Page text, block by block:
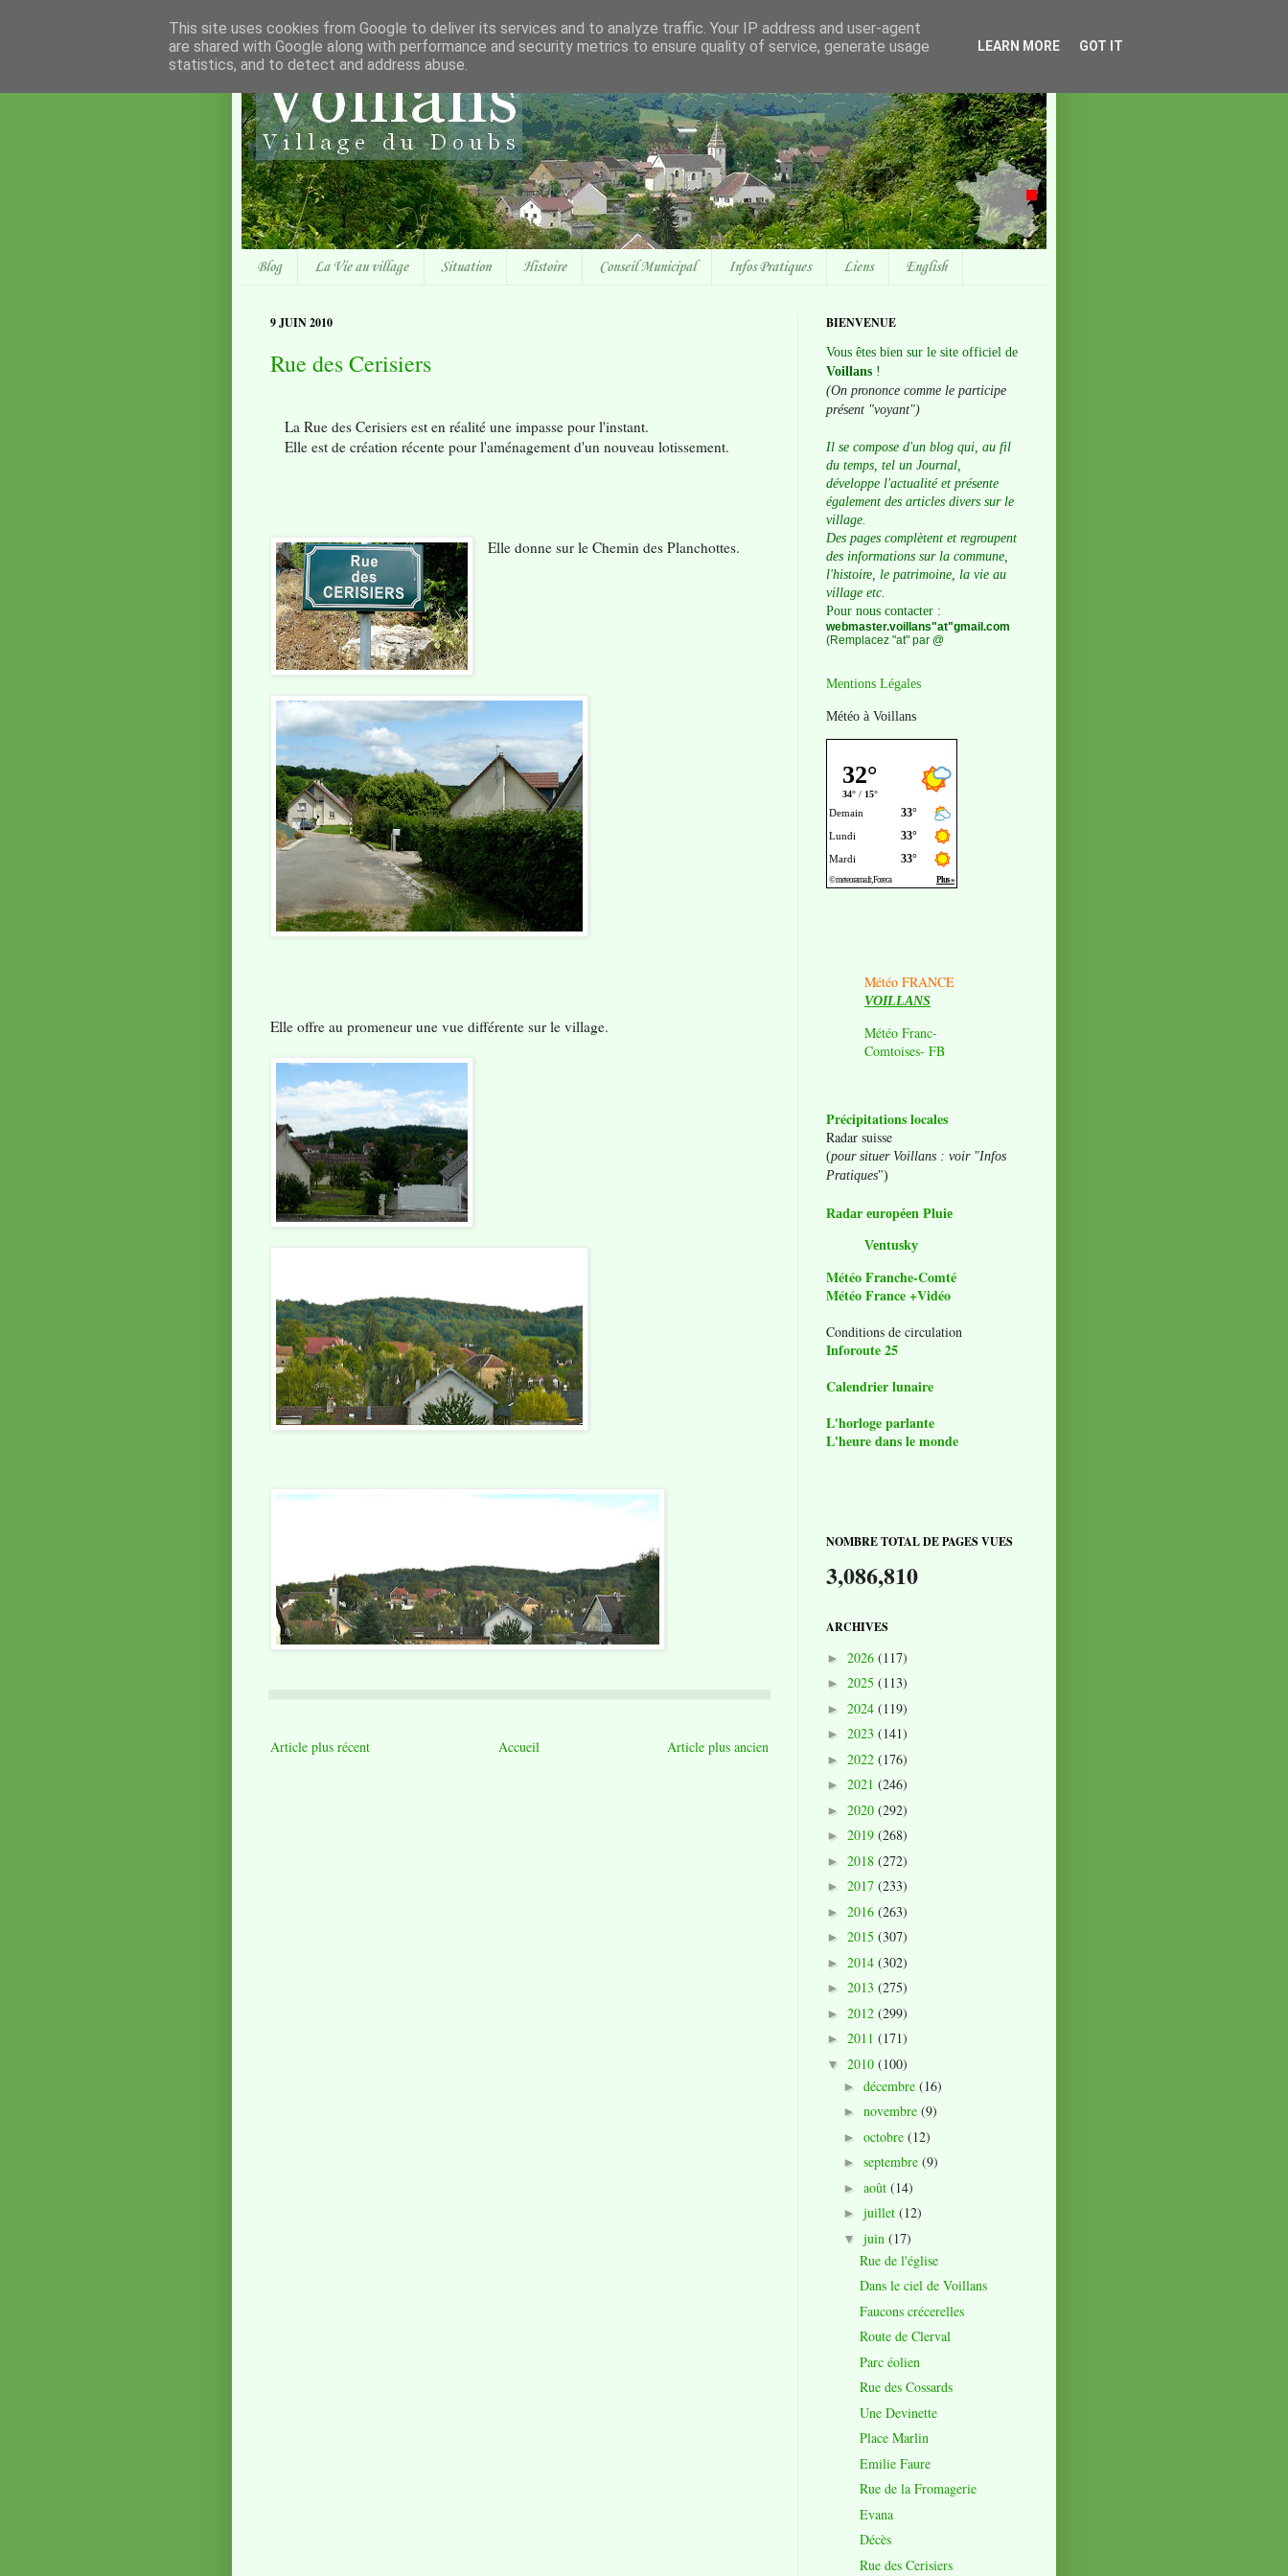
Blog La Vie au village Situation Histoire Conseil Municipal Infos Pratiques Liens English
9 JUIN 2010
Rue des Cerisiers
La Rue des Cerisiers est en réalité une impasse pour l'instant.
Elle est de création récente pour l'aménagement d'un nouveau lotissement.
Elle donne sur le Chemin des Planchottes.
Elle offre au promeneur une vue différente sur le village.
Article plus récent Article plus ancien
Accueil
BIENVENUE
Vous êtes bien sur le site officiel de
Voillans !
(On prononce comme le participe
présent "voyant")
Il se compose d'un blog qui, au fil
du temps, tel un Journal,
développe l'actualité et présente
également des articles divers sur le
village.
Des pages complètent et regroupent
des informations sur la commune,
l'histoire, le patrimoine, la vie au
village etc.
Pour nous contacter :
webmaster.voillans"at"gmail.com
(Remplacez "at" par @
Mentions Légales
Météo à Voillans
Météo FRANCE
VOILLANS
Météo Franc-
Comtoises- FB
Précipitations locales
Radar suisse
(pour situer Voillans : voir "Infos
Pratiques")
Radar européen Pluie
Ventusky
Météo Franche-Comté
Météo France +Vidéo
Conditions de circulation
Inforoute 25
Calendrier lunaire
L'horloge parlante
L'heure dans le monde
NOMBRE TOTAL DE PAGES VUES
3,086,810
ARCHIVES
► 2026 (117)
► 2025 (113)
► 2024 (119)
► 2023 (141)
► 2022 (176)
► 2021 (246)
► 2020 (292)
► 2019 (268)
► 2018 (272)
► 2017 (233)
► 2016 (263)
► 2015 (307)
► 2014 (302)
► 2013 (275)
► 2012 (299)
► 2011 (171)
▼ 2010 (100)
► décembre (16)
► novembre (9)
► octobre (12)
► septembre (9)
► août (14)
► juillet (12)
▼ juin (17)
Rue de l'église
Dans le ciel de Voillans
Faucons crécerelles
Route de Clerval
Parc éolien
Rue des Cossards
Une Devinette
Place Marlin
Emilie Faure
Rue de la Fromagerie
Evana
Décès
Rue des Cerisiers
This site uses cookies from Google to deliver its services and to analyze traffic. Your IP address and user-agent
are shared with Google along with performance and security metrics to ensure quality of service, generate usage
statistics, and to detect and address abuse.
LEARN MORE GOT IT